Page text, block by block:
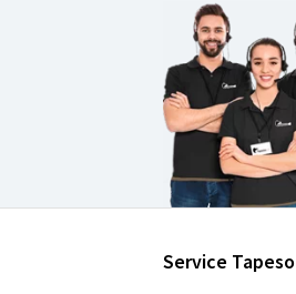
Service Tapeso